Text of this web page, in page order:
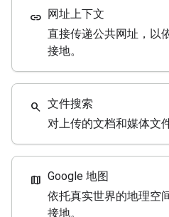
link 网址上下文
直接传递公共网址，以
接地。
search 文件搜索
对上传的文档和媒体文
map Google 地图
依托真实世界的地理空
接地。